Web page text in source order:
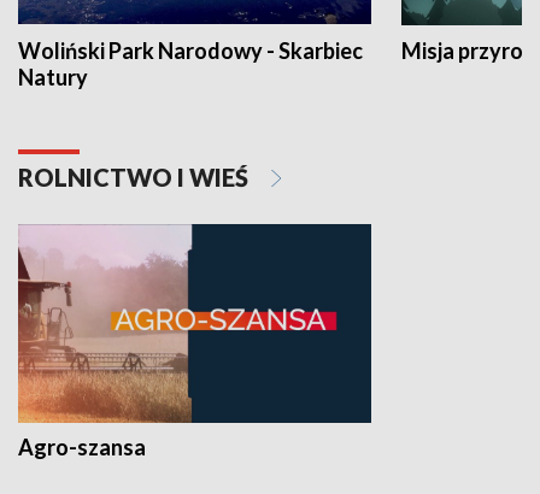
Woliński Park Narodowy - Skarbiec
Natury
Misja
ROLNICTWO I WIEŚ
Agro-szansa